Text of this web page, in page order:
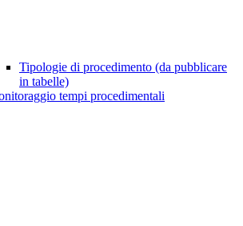
Tipologie di procedimento (da pubblicare
in tabelle)
tempi procedimentali